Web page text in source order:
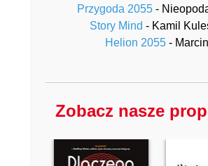
Przygoda 2055-
Story Mind - Kamil
Helion 2055 - Marcin
Zobacz nasze